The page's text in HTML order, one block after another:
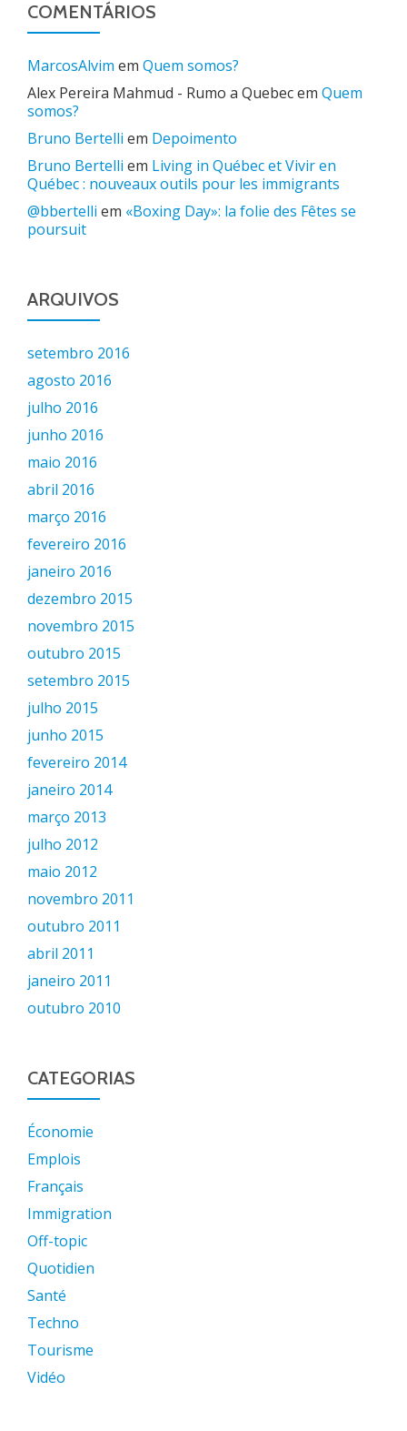
COMENTÁRIOS
MarcosAlvim em Quem somos?
Alex Pereira Mahmud - Rumo a Quebecem Quem
somos?
Bruno Bertelli em Depoimento
Bruno Bertelli em Living in Québec et Vivir en
Québec : nouveaux outils pour les immigrants
@bbertelli em «Boxing Day»: la folie des Fêtes se
poursuit
ARQUIVOS
setembro 2016
agosto 2016
julho 2016
junho 2016
maio 2016
abril 2016
março 2016
fevereiro 2016
janeiro 2016
dezembro 2015
novembro 2015
outubro 2015
setembro 2015
julho 2015
junho 2015
fevereiro 2014
janeiro 2014
março 2013
julho 2012
maio 2012
novembro 2011
outubro 2011
abril 2011
janeiro 2011
outubro 2010
CATEGORIAS
Économie
Emplois
Français
Immigration
Off-topic
Quotidien
Santé
Techno
Tourisme
Vidéo